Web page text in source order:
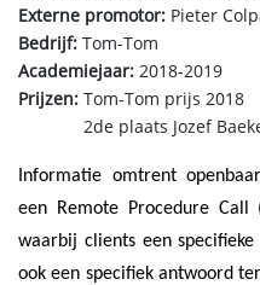
Externe promotor: Pieter
Bedrijf: Tom-Tom
Academiejaar: 2018-2019
Prijzen: Tom-Tom prijs 2018
2de plaats Jozef
Informatie omtrent
een Remote Procedure Call
waarbij clients een
ook een specifiek antwoord